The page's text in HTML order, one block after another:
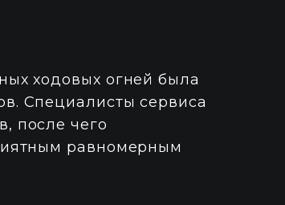
ходовых огней была
Специалисты сервиса
после чего
равномерным